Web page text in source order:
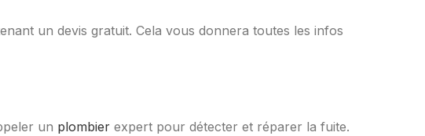
un devis gratuit. Cela vous donnera toutes les infos
un plombier expert pour détecter et réparer la fuite.